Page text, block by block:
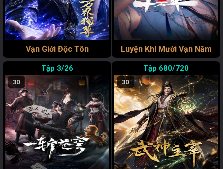
Vạn Giới Độc Tôn Luyện Khí Mười Vạn Năm
3/26
3D
680/720
3D